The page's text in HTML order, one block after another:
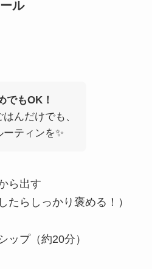
ル
でもOK！
はんだけでも、
ーティンを✨
ら出す
たらしっかり褒める！）
ップ（約20分）